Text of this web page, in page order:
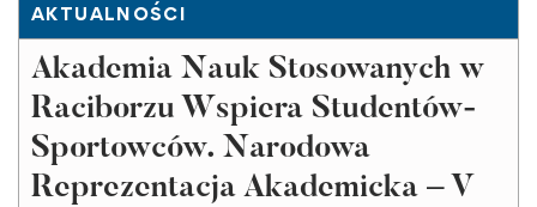
AKTUALNOŚCI
Akademia Nauk Stosowanych w
Raciborzu Wspiera Studentów-
Sportowców. Narodowa
Reprezentacja Akademicka – V